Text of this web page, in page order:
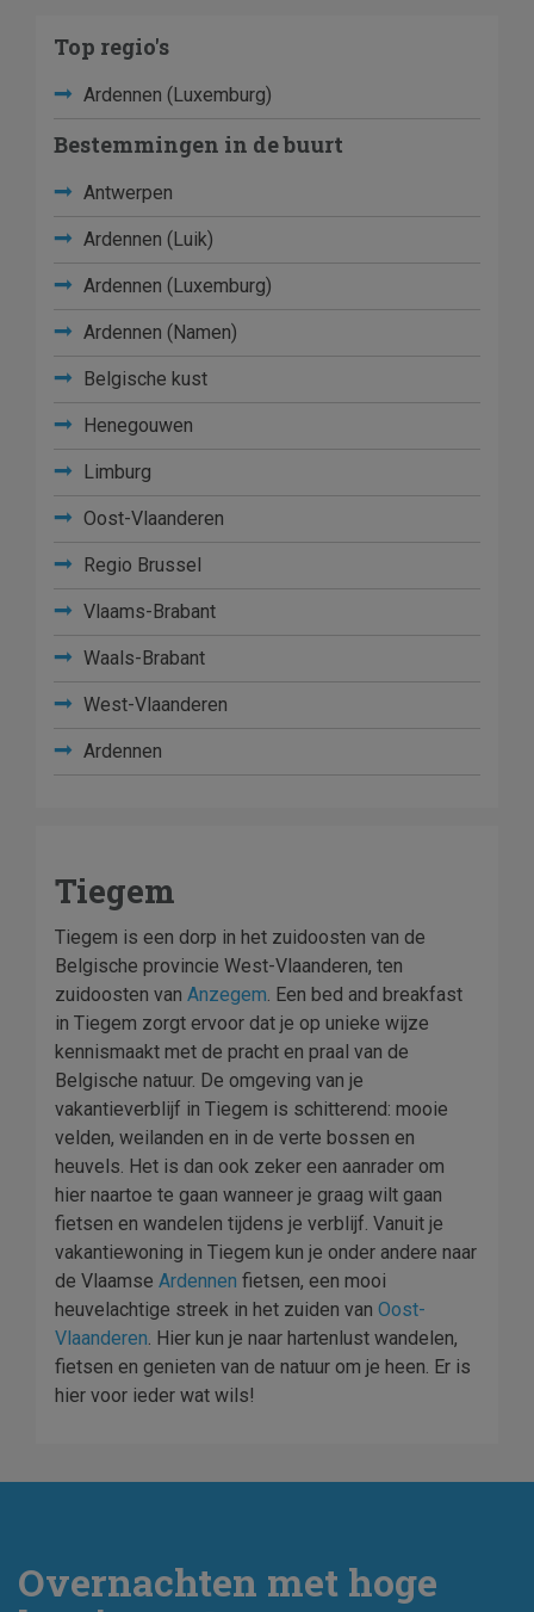
Top regio's
Ardennen (Luxemburg)
Bestemmingen in de buurt
Antwerpen
Ardennen (Luik)
Ardennen (Luxemburg)
Ardennen (Namen)
Belgische kust
Henegouwen
Limburg
Oost-Vlaanderen
Regio Brussel
Vlaams-Brabant
Waals-Brabant
West-Vlaanderen
Ardennen
Tiegem
Tiegem is een dorp in het zuidoosten van de
Belgische provincie West-Vlaanderen, ten
zuidoosten van Anzegem. Een bed and breakfast
in Tiegem zorgt ervoor dat je op unieke wijze
kennismaakt met de pracht en praal van de
Belgische natuur. De omgeving van je
vakantieverblijf in Tiegem is schitterend: mooie
velden, weilanden en in de verte bossen en
heuvels. Het is dan ook zeker een aanrader om
hier naartoe te gaan wanneer je graag wilt gaan
fietsen en wandelen tijdens je verblijf. Vanuit je
vakantiewoning in Tiegem kun je onder andere naar
de Vlaamse Ardennen fietsen, een mooi
heuvelachtige streek in het zuiden van Oost-
Vlaanderen. Hier kun je naar hartenlust wandelen,
fietsen en genieten van de natuur om je heen. Er is
hier voor ieder wat wils!
Overnachten met hoge